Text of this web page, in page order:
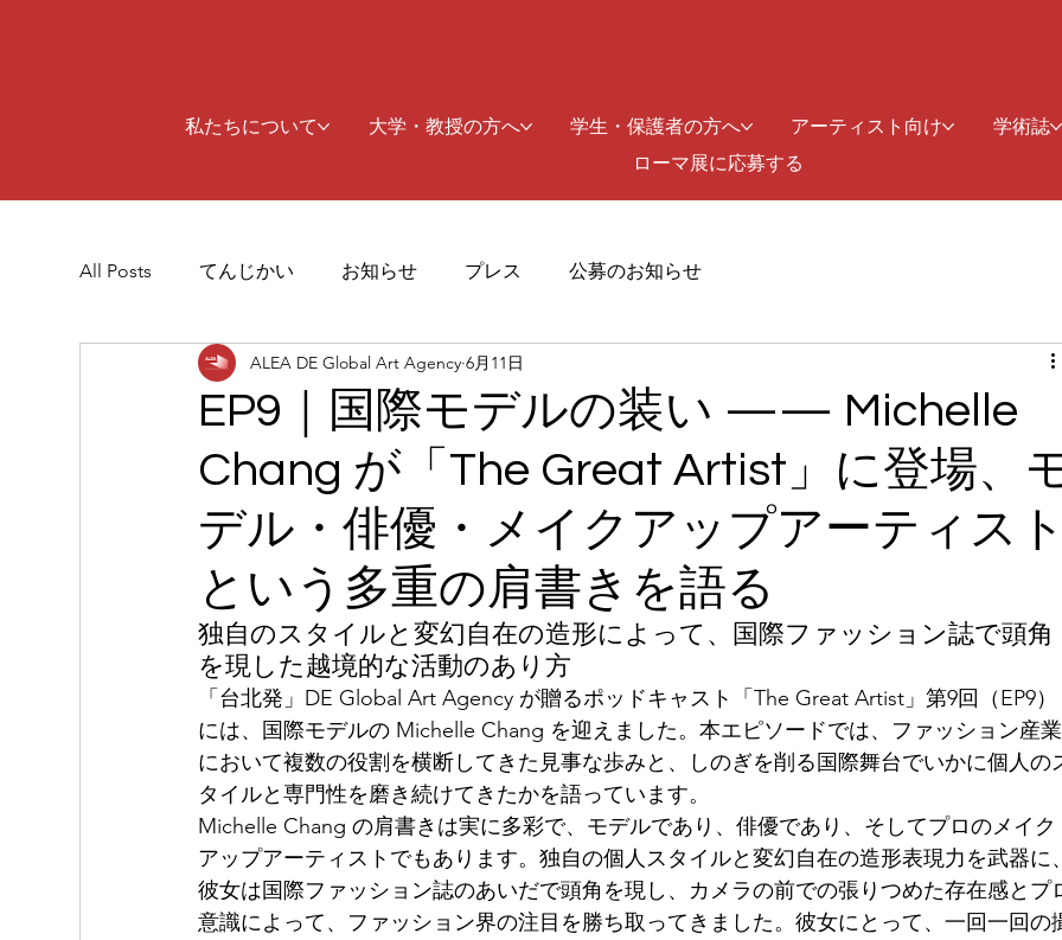
私たちについて 大学・教授の方へ 学生・保護者の方へ アーティスト向け 学術誌
ローマ展に応募する
All Posts てんじかい お知らせ プレス 公募のお知らせ
EP9｜国際モデルの装い —— Michelle
Chang が「The Great Artist」に登場、
デル・俳優・メイクアップアーティスト
という多重の肩書きを語る
ALEA DE Global Art Agency 6月11日
独自のスタイルと変幻自在の造形によって、国際ファッション誌で頭角
を現した越境的な活動のあり方
「台北発」DE Global Art Agency が贈るポッドキャスト「The Great Artist」第9回（EP9）
には、国際モデルの Michelle Chang を迎えました。本エピソードでは、ファッション産業
において複数の役割を横断してきた見事な歩みと、しのぎを削る国際舞台でいかに個人の
タイルと専門性を磨き続けてきたかを語っています。
Michelle Chang の肩書きは実に多彩で、モデルであり、俳優であり、そしてプロのメイク
アップアーティストでもあります。独自の個人スタイルと変幻自在の造形表現力を武器に、
彼女は国際ファッション誌のあいだで頭角を現し、カメラの前での張りつめた存在感とプ
意識によって、ファッション界の注目を勝ち取ってきました。彼女にとって、一回一回の